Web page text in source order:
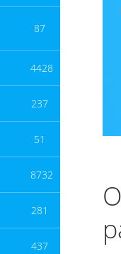
87
4428
237
51
8732
281
437